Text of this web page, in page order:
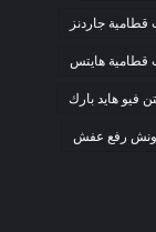
قطامية جاردنز
قطامية هايتس
فيو هايد بارك
ونش رفع عفش